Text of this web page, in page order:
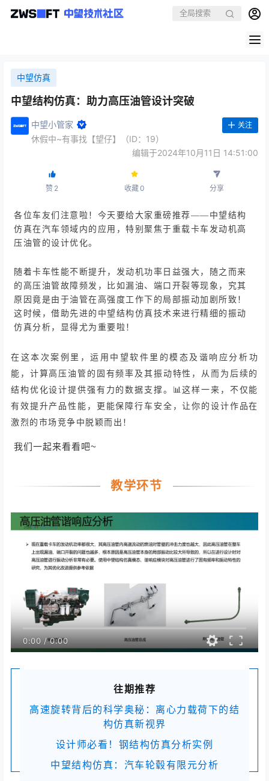
中望仿真
中望结构仿真：助力高压油管设计突破
中望小管家
休假中~有事找【望仔】（ID：19）
关注
编辑于2024年10月11日 14:51:00
赞 2 收藏0 分享
各位车友们注意啦！今天要给大家重磅推荐——中望结构
仿真在汽车领域内的应用，特别聚焦于重载卡车发动机高
压油管的设计优化。
随着卡车性能不断提升，发动机功率日益强大，随之而来
的高压油管故障频发，比如漏油、端口开裂等现象，究其
原因竟是由于油管在高强度工作下的局部振动加剧所致！
这时候，借助先进的中望结构仿真技术来进行精细的振动
仿真分析，显得尤为重要啦！
在这本次案例里，运用中望软件里的模态及谐响应分析功
能，计算高压油管的固有频率及其振动特性，从而为后续的
结构优化设计提供强有力的数据支撑。📊这样一来，不仅能
有效提升产品性能，更能保障行车安全，让你的设计作品在
激烈的市场竞争中脱颖而出！
我们一起来看看吧~
教学环节
0:00/0:00
往期推荐
高速旋转背后的科学奥秘：离心力载荷下的结
构仿真新视界
设计师必看！钢结构仿真分析实例
中望结构仿真：汽车轮毂有限元分析